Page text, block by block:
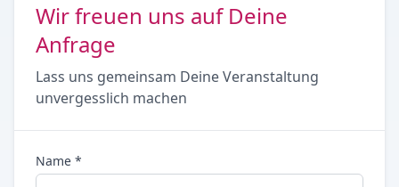
Wir freuen uns auf Deine
Anfrage
Lass uns gemeinsam Deine Veranstaltung
unvergesslich machen
Name *